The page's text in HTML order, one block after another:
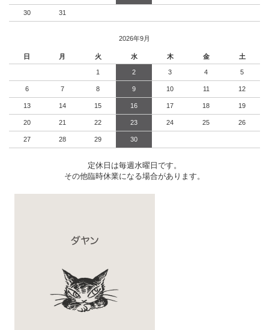
30 31
2026年9月
日 月 火 水 木 金 土
1 2 3 4 5
6 7 8 9 10 11 12
13 14 15 16 17 18 19
20 21 22 23 24 25 26
27 28 29 30
定休日は毎週水曜日です。
その他臨時休業になる場合があります。